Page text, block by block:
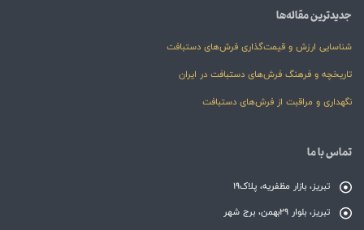
جدیدترین مقاله‌ها
شناسایی ارزش و قیمت‌گذاری فرش‌های دستبافت
تاریخچه و فرهنگ فرش‌های دستبافت در ایران
نگهداری و مراقبت از فرش‌های دستبافت
تماس با ما
تبریز، بازار مظفریه، پلاک19
تبریز، بلوار 29بهمن، برج شهر